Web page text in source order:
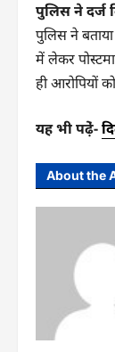
पुलिस ने दर्ज
पुलिस ने
में लेकर
ही आरोपियों
यह भी पढे़ं-
About the